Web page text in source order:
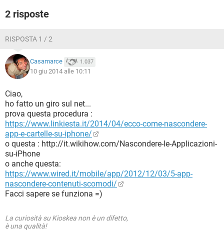
2 risposte
RISPOSTA 1 / 2
Casamarce 1.037
10 giu 2014 alle 10:11
Ciao,
ho fatto un giro sul net...
prova questa procedura :
https://www.linkiesta.it/2014/04/ecco-come-nascondere-
app-e-cartelle-su-iphone/
o questa : http://it.wikihow.com/Nascondere-le-Applicazioni-
su-iPhone
o anche questa:
https://www.wired.it/mobile/app/2012/12/03/5-app-
nascondere-contenuti-scomodi/
Facci sapere se funziona =)
La curiosità su Kioskea non è un difetto,
è una qualità!